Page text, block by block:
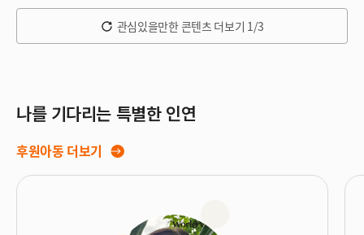
관심있을만한 콘텐츠 더보기 1/3
나를 기다리는 특별한 인연
후원아동 더보기